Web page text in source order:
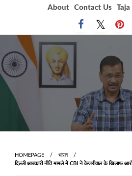
About Contact Us
HOMEPAGE
भारत
दिल्ली आबकारी नीति मामले में CBI ने केजरीवाल के खिलाफ